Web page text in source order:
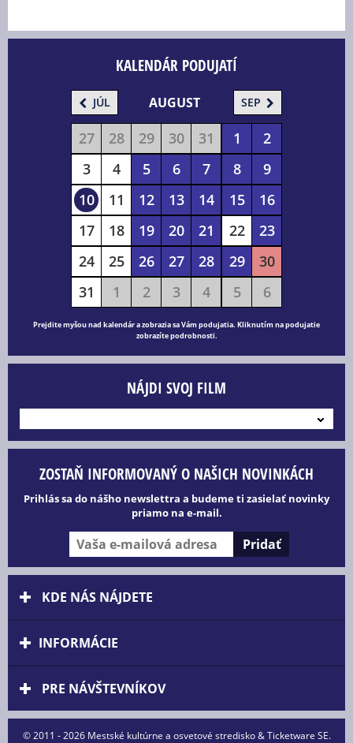
KALENDÁR PODUJATÍ
JÚL AUGUST SEP
27 28 29 30 31 1
2
3
4 5 6 7 8
9
10
11 12 13 14 15
16
17
18 19 20 21 22
23
24
25 26 27 28 29
30
31
1 2 3 4 5 6
Prejdite myšou nad kalendár a zobrazia sa Vám podujatia. Kliknutím na podujatie
zobrazíte podrobnosti.
NÁJDI SVOJ FILM
ZOSTAŇ INFORMOVANÝ O NAŠICH NOVINKÁCH
Prihlás sa do nášho newslettra a budeme ti zasielať novinky
priamo na e-mail.
KDE NÁS NÁJDETE
INFORMÁCIE
PRE NÁVŠTEVNÍKOV
© 2011 - 2026 Mestské kultúrne a osvetové stredisko & Ticketware SE.